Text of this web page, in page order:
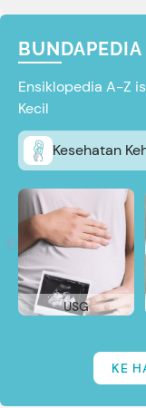
BUNDAPEDIA
Ensiklopedia A-Z
Kecil
Kesehatan
USG
KE